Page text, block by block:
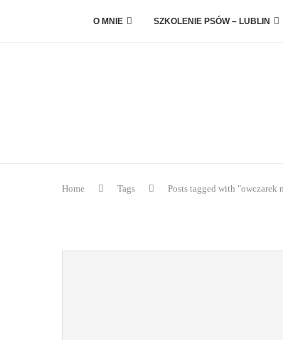
O MNIE SZKOLENIE PSÓW – LUBLIN
Home Tags Posts tagged with